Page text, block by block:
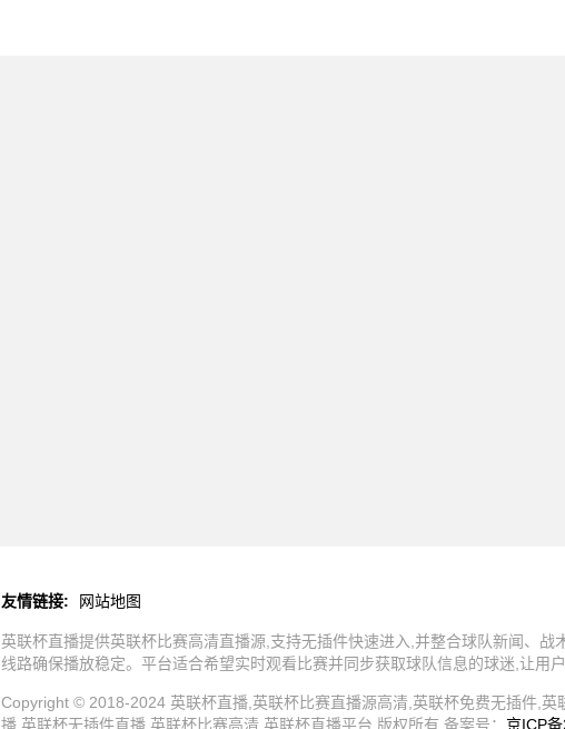
友情链接: 网站地图
英联杯直播提供英联杯比赛高清直播源,支持无插件快速进入,并整合球队新闻、
线路确保播放稳定。平台适合希望实时观看比赛并同步获取球队信息的球迷,让用
Copyright © 2018-2024 英联杯直播,英联杯比赛直播源高清,英联杯免费无插件,
播,英联杯无插件直播,英联杯比赛高清,英联杯直播平台 版权所有 备案号： 京ICP